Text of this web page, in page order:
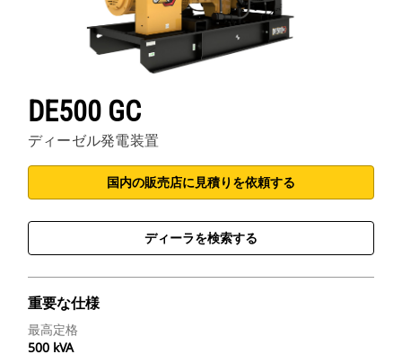
DE500 GC
ディーゼル発電装置
国内の販売店に見積りを依頼する
ディーラを検索する
重要な仕様
最高定格
500 kVA